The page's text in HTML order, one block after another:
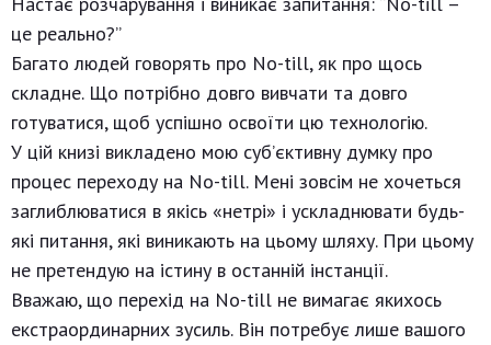
це реально?”
Багато людей говорять про No-till, як про щось
складне. Що потрібно довго вивчати та довго
готуватися, щоб успішно освоїти цю технологію.
У цій книзі викладено мою суб’єктивну думку про
процес переходу на No-till. Мені зовсім не хочеться
заглиблюватися в якісь «нетрі» і ускладнювати будь-
які питання, які виникають на цьому шляху. При цьому
не претендую на істину в останній інстанції.
Вважаю, що перехід на No-till не вимагає якихось
екстраординарних зусиль. Він потребує лише вашого